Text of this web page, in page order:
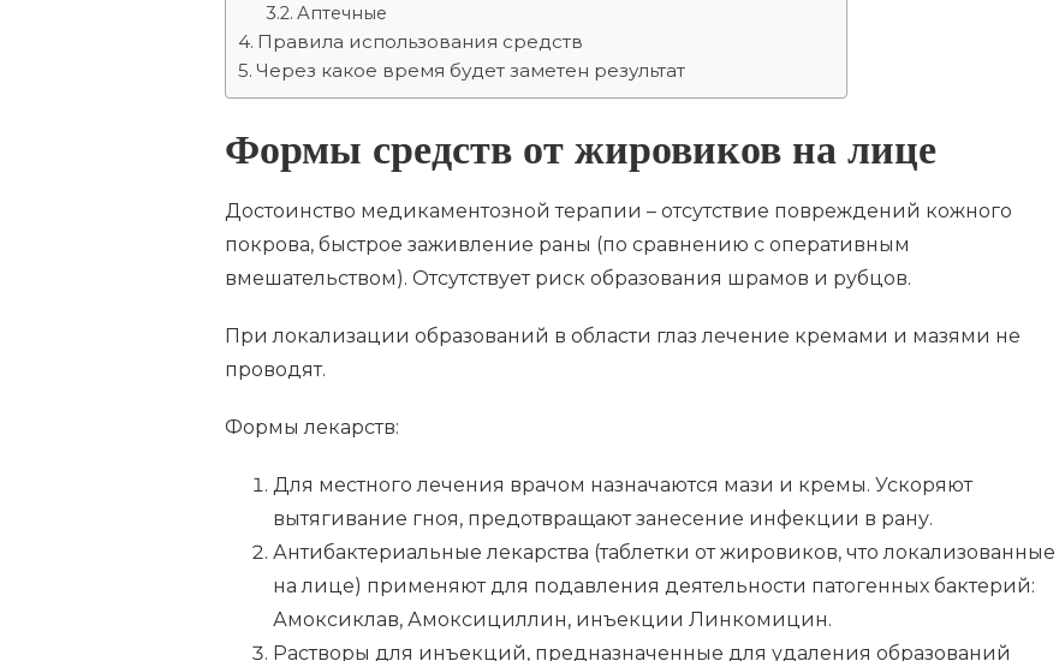
Аптечные
Правила использования средств
Через какое время будет заметен результат
Формы средств от жировиков на лице
Достоинство медикаментозной терапии – отсутствие повреждений кожного
покрова, быстрое заживление раны (по сравнению с оперативным
вмешательством). Отсутствует риск образования шрамов и рубцов.
При локализации образований в области глаз лечение кремами и мазями не
проводят.
Формы лекарств:
Для местного лечения врачом назначаются мази и кремы. Ускоряют
вытягивание гноя, предотвращают занесение инфекции в рану.
Антибактериальные лекарства (таблетки от жировиков, что локализованные
на лице) применяют для подавления деятельности патогенных бактерий:
Амоксиклав, Амоксициллин, инъекции Линкомицин.
Растворы для инъекций, предназначенные для удаления образований